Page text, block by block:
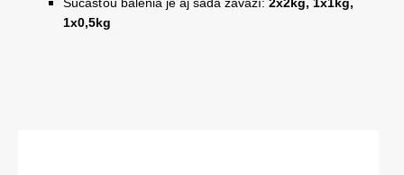
1x0,5kg